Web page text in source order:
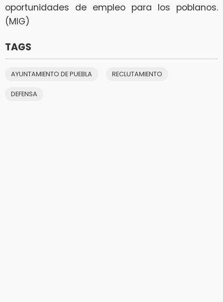
oportunidades de empleo para los poblanos.
(MIG)
TAGS
AYUNTAMIENTO DE PUEBLA RECLUTAMIENTO
DEFENSA